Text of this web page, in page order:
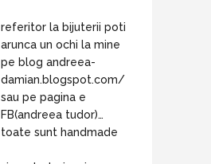
referitor la bijuterii poti
arunca un ochi la mine
pe blog andreea-
damian.blogspot.com/
sau pe pagina e
FB(andreea tudor)…
toate sunt handmade